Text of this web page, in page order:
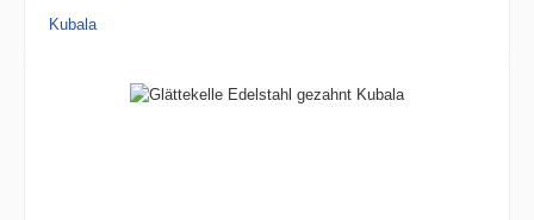
Kubala
Bildergalerie überspringen